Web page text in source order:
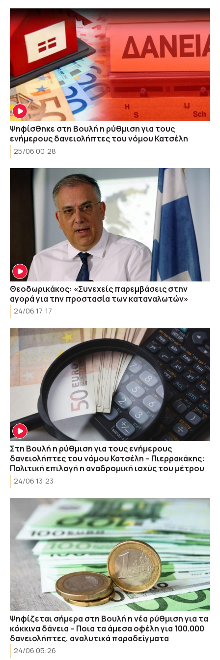
Ψηφίσθηκε στη Βουλή η ρύθμιση για τους
ενήμερους δανειολήπτες του νόμου Κατσέλη
25/06 00:28
Θεοδωρικάκος: «Συνεχείς παρεμβάσεις στην
αγορά για την προστασία των καταναλωτών»
24/06 17:17
Στη Βουλή η ρύθμιση για τους ενήμερους
δανειολήπτες του νόμου Κατσέλη – Πιερρακάκης:
Πολιτική επιλογή η αναδρομική ισχύς του μέτρου
24/06 13:23
Ψηφίζεται σήμερα στη Βουλή η νέα ρύθμιση για τα
κόκκινα δάνεια – Ποια τα άμεσα οφέλη για 100.000
δανειολήπτες, αναλυτικά παραδείγματα
24/06 05:26